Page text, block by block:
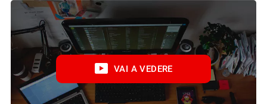
VAI A VEDERE